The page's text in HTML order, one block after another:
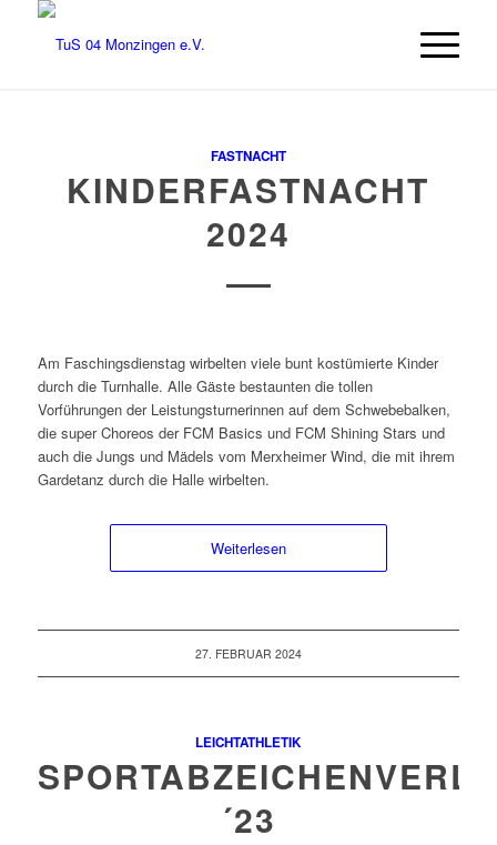
FASTNACHT
KINDERFASTNACHT
2024
Am Faschingsdienstag wirbelten viele bunt kostümierte Kinder
durch die Turnhalle. Alle Gäste bestaunten die tollen
Vorführungen der Leistungsturnerinnen auf dem Schwebebalken,
die super Choreos der FCM Basics und FCM Shining Stars und
auch die Jungs und Mädels vom Merxheimer Wind, die mit ihrem
Gardetanz durch die Halle wirbelten.
Weiterlesen
27. FEBRUAR 2024
LEICHTATHLETIK
´23